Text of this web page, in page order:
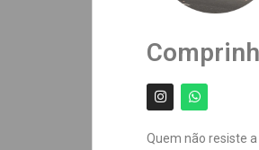
Quem não resiste